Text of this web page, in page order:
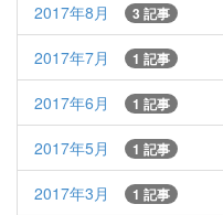
2017年8月 3 記事
2017年7月 1 記事
2017年6月 1 記事
2017年5月 1 記事
2017年3月 1 記事